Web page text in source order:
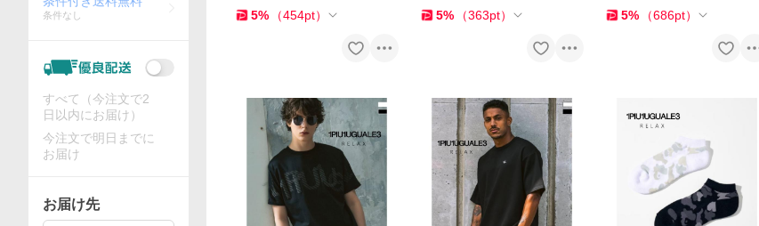
ームウェア ウノピゥウノウ
5% （454pt）
ノウグァーレトレ リラック
5% （363pt）
ノウグァーレトレ リラック
5% （686pt）
条件なし
すべて（今注文で2
日以内にお届け）
今注文で明日までに
お届け
お届け先